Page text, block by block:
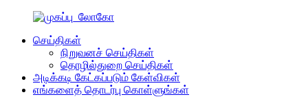
செய்திகள்
நிறுவனச் செய்திகள்
தொழில்துறை செய்திகள்
அடிக்கடி கேட்கப்படும் கேள்விகள்
எங்களைத் தொடர்பு கொள்ளுங்கள்